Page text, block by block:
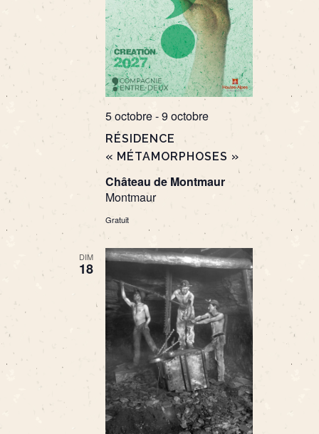
RÉSIDENCE
« MÉTAMORPHOSES »
5 octobre-9 octobre
Château de Montmaur
Montmaur
Gratuit
DIM
18